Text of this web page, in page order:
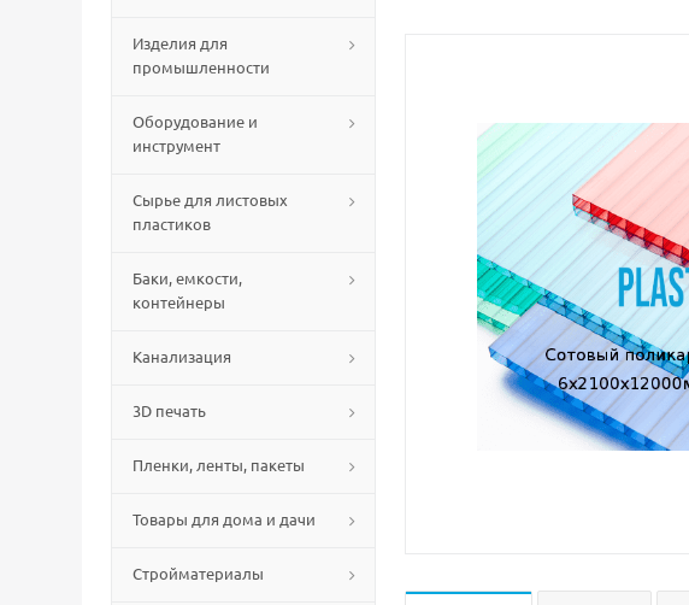
Изделия для
промышленности
Оборудование и
инструмент
Сырье для листовых
пластиков
Баки, емкости,
контейнеры
Канализация
3D печать
Пленки, ленты, пакеты
Товары для дома и дачи
Стройматериалы